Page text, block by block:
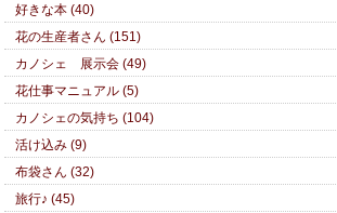
好きな本 (40)
花の生産者さん (151)
カノシェ 展示会 (49)
花仕事マニュアル (5)
カノシェの気持ち (104)
活け込み (9)
布袋さん (32)
旅行♪ (45)